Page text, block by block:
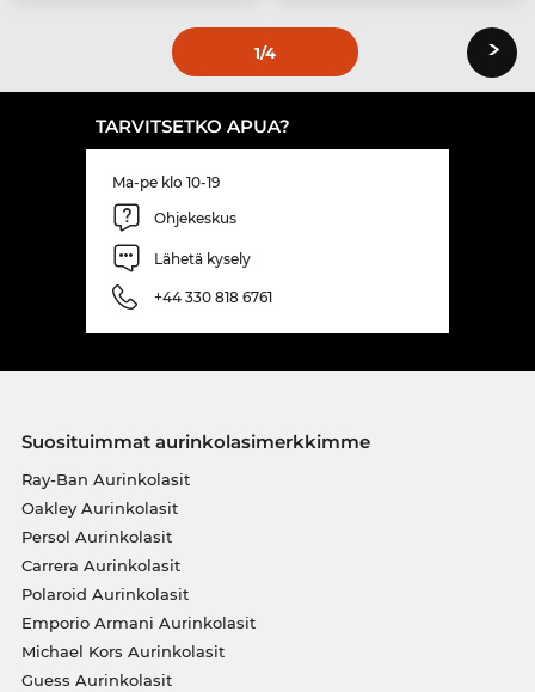
1/4 ›
TARVITSETKO APUA?
Ma-pe klo 10-19
Ohjekeskus
Lähetä kysely
+44 330 818 6761
Suosituimmat aurinkolasimerkkimme
Ray-Ban Aurinkolasit
Oakley Aurinkolasit
Persol Aurinkolasit
Carrera Aurinkolasit
Polaroid Aurinkolasit
Emporio Armani Aurinkolasit
Michael Kors Aurinkolasit
Guess Aurinkolasit